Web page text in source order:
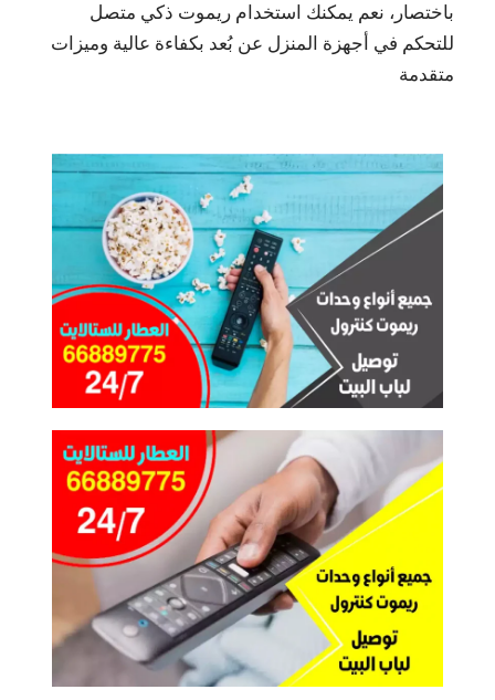
باختصار، نعم يمكنك استخدام ريموت ذكي متصل
للتحكم في أجهزة المنزل عن بُعد بكفاءة عالية وميزات
متقدمة